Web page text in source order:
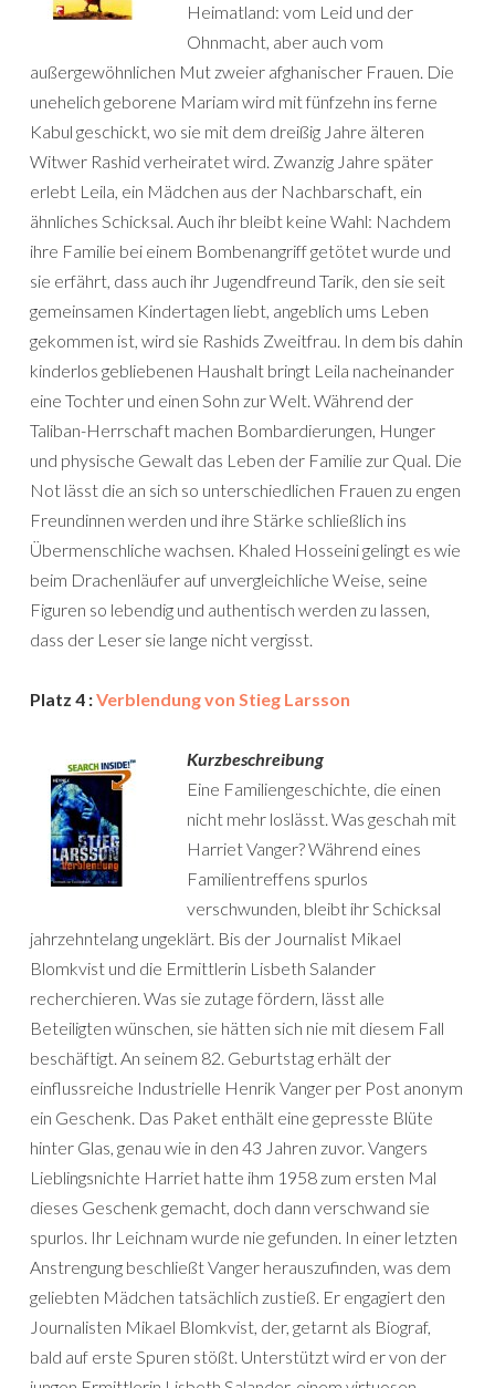
Heimatland: vom Leid und der
Ohnmacht, aber auch vom
außergewöhnlichen Mut zweier afghanischer Frauen. Die
unehelich geborene Mariam wird mit fünfzehn ins ferne
Kabul geschickt, wo sie mit dem dreißig Jahre älteren
Witwer Rashid verheiratet wird. Zwanzig Jahre später
erlebt Leila, ein Mädchen aus der Nachbarschaft, ein
ähnliches Schicksal. Auch ihr bleibt keine Wahl: Nachdem
ihre Familie bei einem Bombenangriff getötet wurde und
sie erfährt, dass auch ihr Jugendfreund Tarik, den sie seit
gemeinsamen Kindertagen liebt, angeblich ums Leben
gekommen ist, wird sie Rashids Zweitfrau. In dem bis dahin
kinderlos gebliebenen Haushalt bringt Leila nacheinander
eine Tochter und einen Sohn zur Welt. Während der
Taliban-Herrschaft machen Bombardierungen, Hunger
und physische Gewalt das Leben der Familie zur Qual. Die
Not lässt die an sich so unterschiedlichen Frauen zu engen
Freundinnen werden und ihre Stärke schließlich ins
Übermenschliche wachsen. Khaled Hosseini gelingt es wie
beim Drachenläufer auf unvergleichliche Weise, seine
Figuren so lebendig und authentisch werden zu lassen,
dass der Leser sie lange nicht vergisst.
Platz 4 :Verblendung von Stieg Larsson
Kurzbeschreibung
Eine Familiengeschichte, die einen
nicht mehr loslässt. Was geschah mit
Harriet Vanger? Während eines
Familientreffens spurlos
verschwunden, bleibt ihr Schicksal
jahrzehntelang ungeklärt. Bis der Journalist Mikael
Blomkvist und die Ermittlerin Lisbeth Salander
recherchieren. Was sie zutage fördern, lässt alle
Beteiligten wünschen, sie hätten sich nie mit diesem Fall
beschäftigt. An seinem 82. Geburtstag erhält der
einflussreiche Industrielle Henrik Vanger per Post anonym
ein Geschenk. Das Paket enthält eine gepresste Blüte
hinter Glas, genau wie in den 43 Jahren zuvor. Vangers
Lieblingsnichte Harriet hatte ihm 1958 zum ersten Mal
dieses Geschenk gemacht, doch dann verschwand sie
spurlos. Ihr Leichnam wurde nie gefunden. In einer letzten
Anstrengung beschließt Vanger herauszufinden, was dem
geliebten Mädchen tatsächlich zustieß. Er engagiert den
Journalisten Mikael Blomkvist, der, getarnt als Biograf,
bald auf erste Spuren stößt. Unterstützt wird er von der